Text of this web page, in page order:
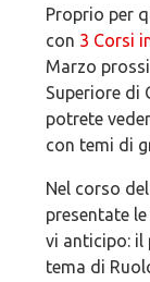
Proprio per
con 3 Corsi
Marzo
Superiore di
potrete
con temi di
Nel corso
presentate
vi anticipo: il
tema di